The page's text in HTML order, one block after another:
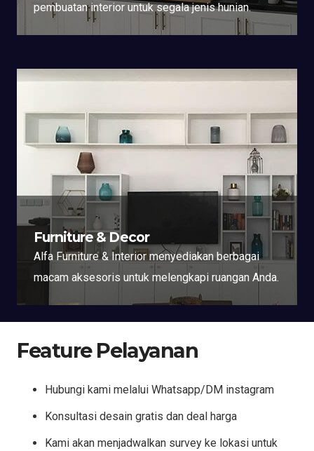
pembuatan interior untuk segala jenis hunian.
Furniture & Decor
Alfa Furniture & Interior menyediakan berbagai
macam aksesoris untuk melengkapi ruangan Anda.
Feature Pelayanan
Hubungi kami melalui Whatsapp/DM instagram
Konsultasi desain gratis dan deal harga
Kami akan menjadwalkan survey ke lokasi untuk